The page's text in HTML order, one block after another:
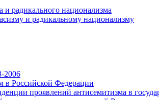
и радикального национализма
и радикальному национализму
2006
в Российской Федерации
проявлений антисемитизма в